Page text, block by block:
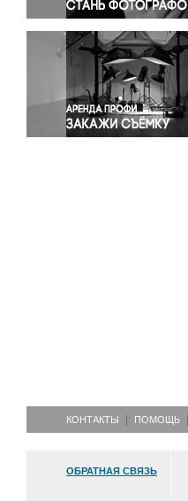
Религия
Светская жизнь
Спорт
Экология
Экономика и бизнес
КОНТАКТЫ ПОМОЩЬ
ОБРАТНАЯ СВЯЗЬ